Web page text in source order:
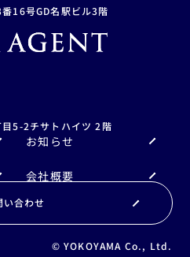
番16号GD名駅ビル3階
目5-2チサトハイツ 2階
お知らせ
会社概要
い合わせ
© YOKOYAMA Co., Ltd.